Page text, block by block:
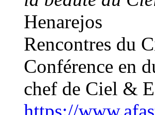
Henarejos
Rencontres du
Conférence en
chef de Ciel &
https://